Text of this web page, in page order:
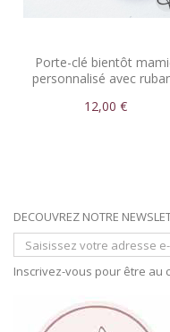
Porte-clé bientôt
personnalisé avec
12,00 €
DECOUVREZ NOTRE
Inscrivez-vous pour être au